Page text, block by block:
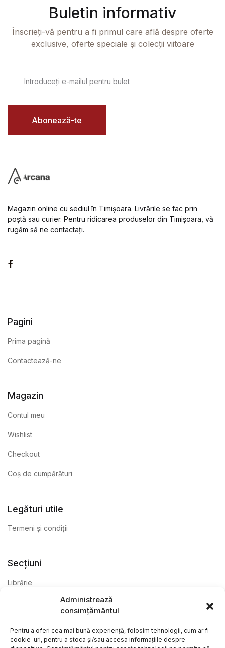
Administrează
consimțământul
Pentru a oferi cea mai bună experiență, folosim tehnologii, cum ar fi
cookie-uri, pentru a stoca și/sau accesa informațiile despre
Buletin informativ
Înscrieți-vă pentru a fi primul care află despre oferte
exclusive, oferte speciale și colecții viitoare
i
l
Abonează-te
Magazin online cu sediul în Timișoara. Livrările se fac prin
poștă sau curier. Pentru ridicarea produselor din Timișoara, vă
rugăm să ne contactați.
Pagini
Prima pagină
Contactează-ne
Magazin
Contul meu
Wishlist
Checkout
Coș de cumpărături
Legături utile
Termeni și condiții
Secțiuni
Librărie